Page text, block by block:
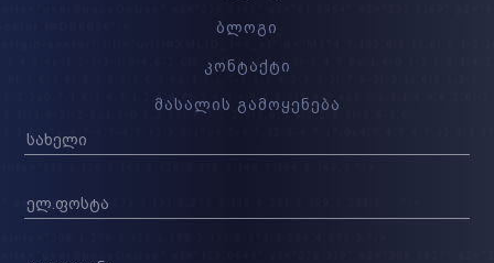
ბლოგი
კონტაქტი
მასალის გამოყენება